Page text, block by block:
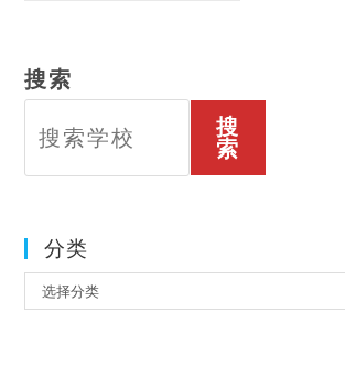
国
CSUSB
证
书
购
买
搜索
搜
索
分类
类
选择分类